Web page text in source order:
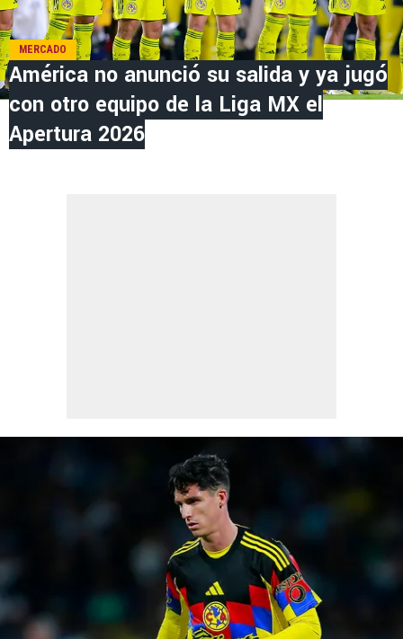
MERCADO
América no anunció su salida y ya jugó
con otro equipo de la Liga MX el
Apertura 2026